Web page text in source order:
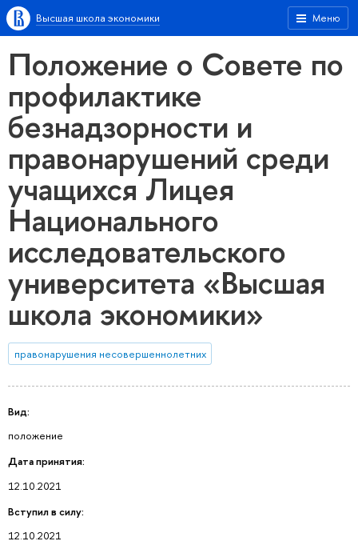
Меню
Высшая школа экономики
Положение о Совете по
профилактике
безнадзорности и
правонарушений среди
учащихся Лицея
Национального
исследовательского
университета «Высшая
школа экономики»
правонарушения несовершеннолетних
Вид:
положение
Дата принятия:
12.10.2021
Вступил в силу:
12.10.2021